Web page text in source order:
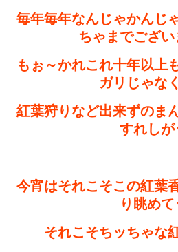
毎年毎年なんじゃかんじ
ちゃまでござい
もぉ～かれこれ十年以上
ガリじゃな
紅葉狩りなど出来ずのま
すれしが
今宵はそれこそこの紅葉
り眺めて
それこそちッちゃな